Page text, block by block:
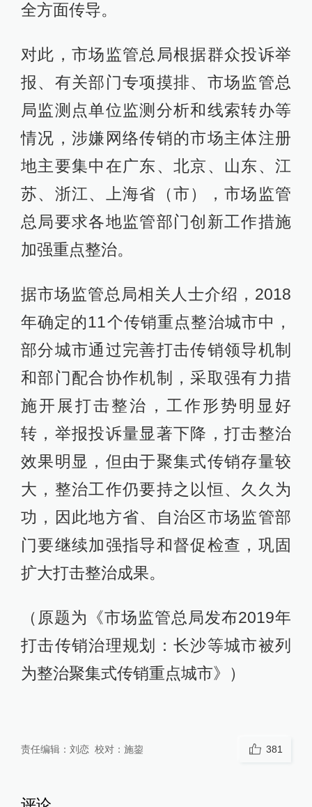
全方面传导。
对此，市场监管总局根据群众投诉举
报、有关部门专项摸排、市场监管总
局监测点单位监测分析和线索转办等
情况，涉嫌网络传销的市场主体注册
地主要集中在广东、北京、山东、江
苏、浙江、上海省（市），市场监管
总局要求各地监管部门创新工作措施
加强重点整治。
据市场监管总局相关人士介绍，2018
年确定的11个传销重点整治城市中，
部分城市通过完善打击传销领导机制
和部门配合协作机制，采取强有力措
施开展打击整治，工作形势明显好
转，举报投诉量显著下降，打击整治
效果明显，但由于聚集式传销存量较
大，整治工作仍要持之以恒、久久为
功，因此地方省、自治区市场监管部
门要继续加强指导和督促检查，巩固
扩大打击整治成果。
（原题为《市场监管总局发布2019年
打击传销治理规划：长沙等城市被列
为整治聚集式传销重点城市》）
责任编辑： 刘恋 校对： 施鋆 381